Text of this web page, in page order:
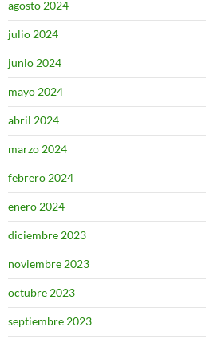
agosto 2024
julio 2024
junio 2024
mayo 2024
abril 2024
marzo 2024
febrero 2024
enero 2024
diciembre 2023
noviembre 2023
octubre 2023
septiembre 2023